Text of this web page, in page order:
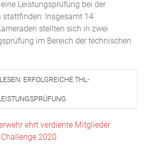
Leistungsprüfung bei der
stattfinden: Insgesamt 14
stellten sich in zwei
im Bereich der technischen
ERFOLGREICHE THL-
ehrt verdiente Mitglieder
2020